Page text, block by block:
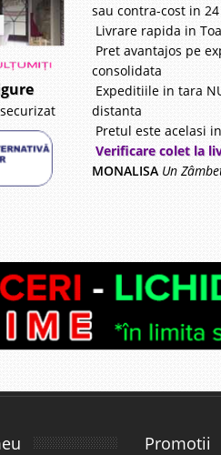
sau contra-cost in
Livrare rapida in
Pret avantajos pe
consolidata
Expeditiile in tara
distanta
Pretul este acelasi
Verificare colet la
MONALISA Un
Promotii